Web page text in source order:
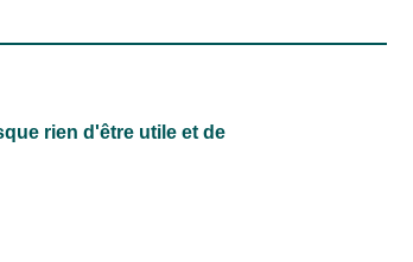
rien d'être utile et de